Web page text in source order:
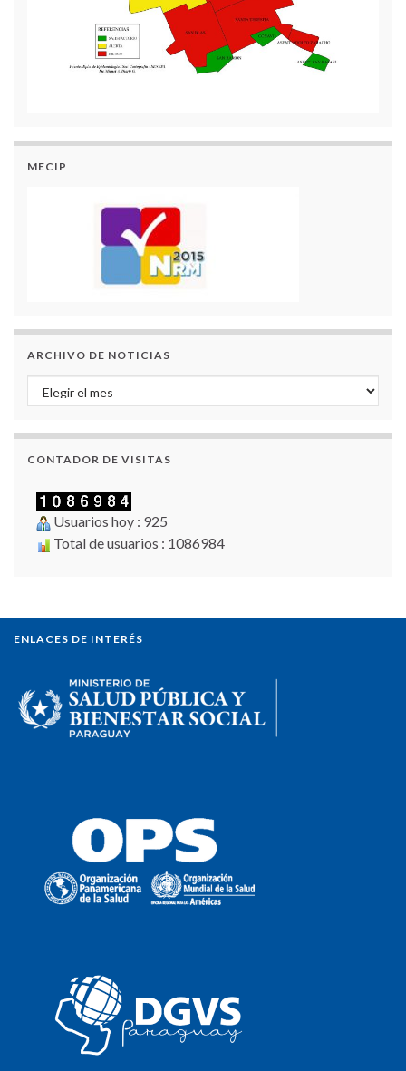
MECIP
ARCHIVO DE NOTICIAS
Archivo de Noticias
CONTADOR DE VISITAS
Usuarios hoy : 925
Total de usuarios : 1086984
ENLACES DE INTERÉS